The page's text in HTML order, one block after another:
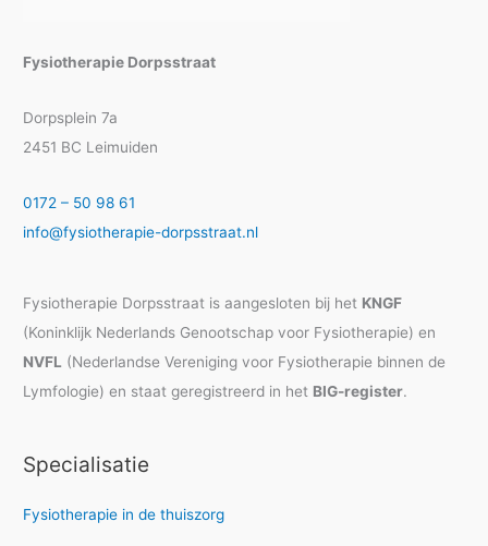
Fysiotherapie Dorpsstraat
Dorpsplein 7a
2451 BC Leimuiden
0172 – 50 98 61
info@fysiotherapie-dorpsstraat.nl
Fysiotherapie Dorpsstraat is aangesloten bij het KNGF
(Koninklijk Nederlands Genootschap voor Fysiotherapie) en
NVFL (Nederlandse Vereniging voor Fysiotherapie binnen de
Lymfologie) en staat geregistreerd in het BIG-register.
Specialisatie
Fysiotherapie in de thuiszorg